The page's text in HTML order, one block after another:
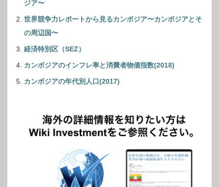
ジア〜
世界競争力レポートから見るカンボジア〜カンボジアとそ
の周辺国〜
経済特別区（SEZ）
カンボジアのインフレ率と消費者物価指数(2018)
カンボジアの年代別人口(2017)